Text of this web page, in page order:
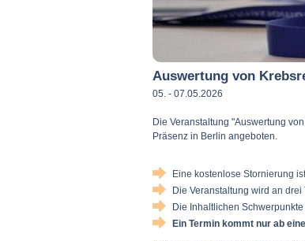
Auswertung von
05. - 07.05.2026
Die Veranstaltung "Auswertung
Präsenz in Berlin angeboten.
Eine kostenlose Stornierung
Die Veranstaltung wird an drei
Die Inhaltlichen
Ein Termin kommt nur ab